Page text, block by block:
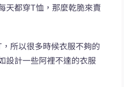
天都穿T恤，那麼乾脆來賣
所以很多時候衣服不夠的
設計一些阿裡不達的衣服